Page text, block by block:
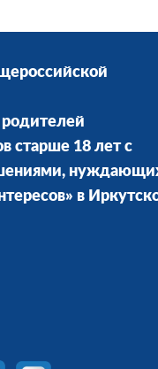
родителей
старше 18 лет с
в